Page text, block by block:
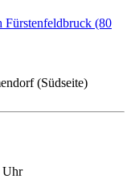
Fürstenfeldbruck (80
(Südseite)
Uhr